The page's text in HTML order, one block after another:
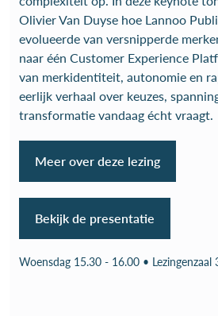
Olivier Van Duyse hoe Lannoo
evolueerde van versnipperde
naar één Customer Experience
van merkidentiteit, autonomie en
eerlijk verhaal over keuzes,
transformatie vandaag écht vraagt.
Meer over deze lezing
Bekijk de presentatie
Woensdag 15.30 - 16.00 • Lezingenzaal